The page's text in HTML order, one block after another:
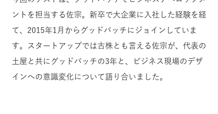
ントを担当する佐宗。新卒で大企業に入社した経験を経
て、2015年1月からグッドパッチにジョインしていま
す。スタートアップでは古株とも言える佐宗が、代表の
土屋と共にグッドパッチの3年と、ビジネス現場のデザ
インへの意識変化について語り合いました。